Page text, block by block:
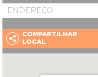
COMPARTILHAR
LOCAL